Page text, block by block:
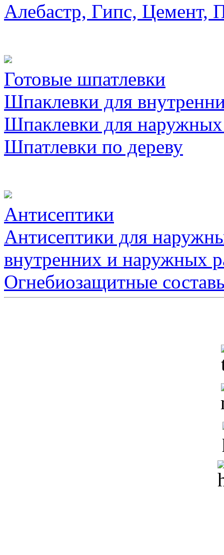
Алебастр, Гипс, Цемент,
Готовые шпатлевки
Шпаклевки для
Шпаклевки для наружных
Шпатлевки по дереву
Антисептики
Антисептики для
внутренних и наружных
Огнебиозащитные